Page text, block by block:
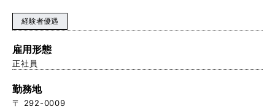
経験者優遇
雇用形態
正社員
勤務地
〒 292-0009